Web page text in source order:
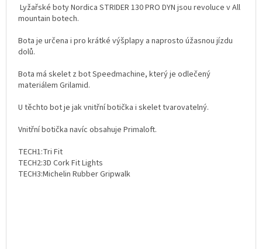
Lyžařské boty Nordica STRIDER 130 PRO DYN jsou revoluce v All
mountain botech.
Bota je určena i pro krátké výšplapy a naprosto úžasnou jízdu
dolů.
Bota má skelet z bot Speedmachine, který je odlečený
materiálem Grilamid.
U těchto bot je jak vnitřní botička i skelet tvarovatelný.
Vnitřní botička navíc obsahuje Primaloft.
TECH1:Tri Fit
TECH2:3D Cork Fit Lights
TECH3:Michelin Rubber Gripwalk